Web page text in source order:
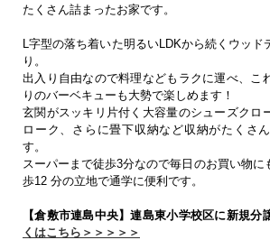
たくさん詰まったお家です。
L字型の落ち着いた明るいLDKから続くウッ
り。
出入り自由なので料理などもラクに運べ、こ
りのバーベキューも大勢で楽しめます！
玄関がスッキリ片付く大容量のシューズクロ
ローク、さらに畳下収納など収納がたくさ
す。
スーパーまで徒歩3分なので毎日のお買い物に
歩12 分の立地で通学に便利です。
【倉敷市連島中央】連島東小学校区に新
くはこちら＞＞＞＞＞